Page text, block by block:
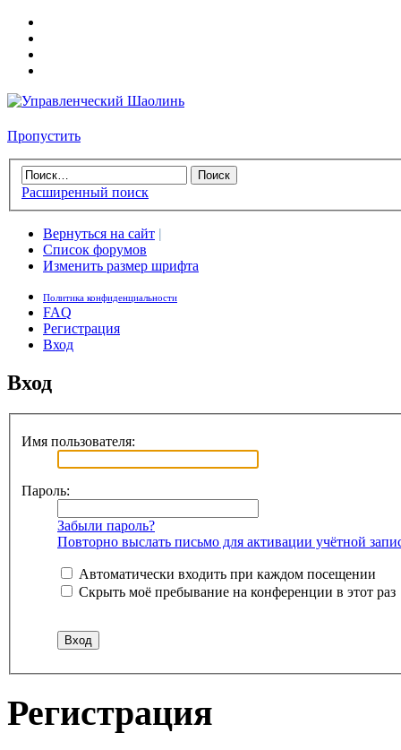
Пропустить
Расширенный поиск
Вернуться на сайт |
Список форумов
Изменить размер шрифта
Политика конфиденциальности
FAQ
Регистрация
Вход
Вход
Имя пользователя:
Пароль:
Забыли пароль?
Повторно выслать письмо для активации учётной
Автоматически входить при каждом посещении
Скрыть моё пребывание на конференции в этот раз
Регистрация